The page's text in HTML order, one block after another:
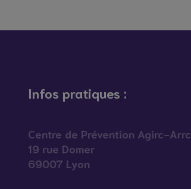
Infos pratiques :
Centre de Prévention Agirc-
19 rue Domer
69007 Lyon